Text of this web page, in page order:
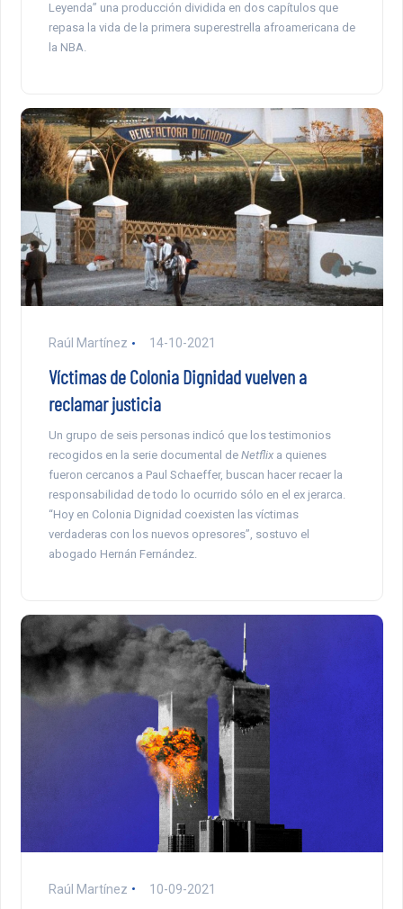
Leyenda” una producción dividida en dos capítulos que
repasa la vida de la primera superestrella afroamericana de
la NBA.
Raúl Martínez 14-10-2021
Víctimas de Colonia Dignidad vuelven a
reclamar justicia
Un grupo de seis personas indicó que los testimonios
recogidos en la serie documental de Netflixa quienes
fueron cercanos a Paul Schaeffer, buscan hacer recaer la
responsabilidad de todo lo ocurrido sólo en el ex jerarca.
“Hoy en Colonia Dignidad coexisten las víctimas
verdaderas con los nuevos opresores”, sostuvo el
abogado Hernán Fernández.
Raúl Martínez 10-09-2021